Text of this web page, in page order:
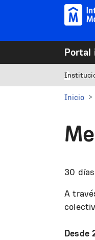
Pasar al contenido principal
Portal
Mi
Inicio
30
A
Desde